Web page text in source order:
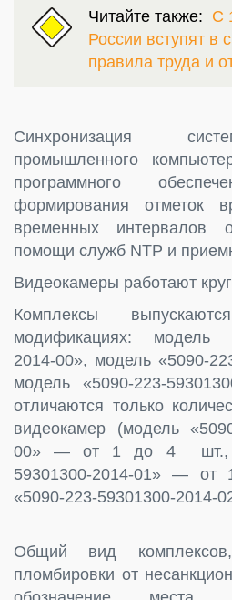
Читайте также: С
России вступят в
правила труда и
Синхронизация
промышленного
программного
формирования отметок
временных интервалов
помощи служб NTP и
Видеокамеры работают
Комплексы
модификациях: модель
2014-00», модель «5090-
модель «5090-223-
отличаются только
видеокамер (модель
00» — от 1 до 4 шт.,
59301300-2014-01» —
«5090-223-59301300-2014-
Общий вид
пломбировки от